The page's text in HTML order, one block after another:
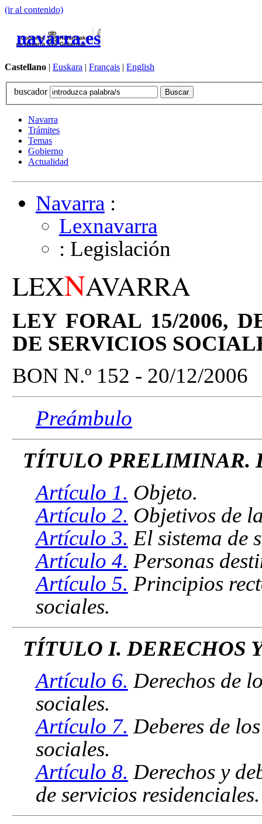
(ir al contenido)
navarra.es
Castellano | Euskara | Français | English
buscador
Navarra
Trámites
Temas
Gobierno
Actualidad
Navarra:
Lexnavarra
: Legislación
LEXNAVARRA
LEY FORAL 15/2006,
DE SERVICIOS
BON N.º 152 - 20/12/2006
Preámbulo
TÍTULO PRELIMINAR.
Artículo 1. Objeto.
Artículo 2. Objetivos de
Artículo 3. El sistema de
Artículo 4. Personas
Artículo 5. Principios
sociales.
TÍTULO I. DERECHOS
Artículo 6. Derechos de
sociales.
Artículo 7. Deberes de
sociales.
Artículo 8. Derechos y
de servicios residenciales.